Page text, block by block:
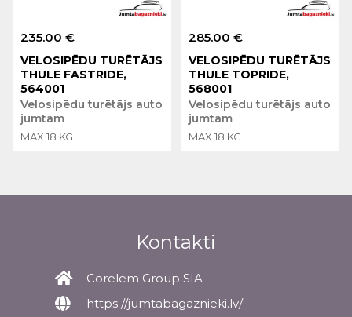
235.00 €
VELOSIPĒDU TURĒTĀJS
THULE FASTRIDE,
564001
Velosipēdu turētājs auto
jumtam
MAX 18 KG
285.00 €
VELOSIPĒDU TURĒTĀJS
THULE TOPRIDE,
568001
Velosipēdu turētājs auto
jumtam
MAX 18 KG
Kontakti
Corelem Group SIA
https://jumtabagaznieki.lv/